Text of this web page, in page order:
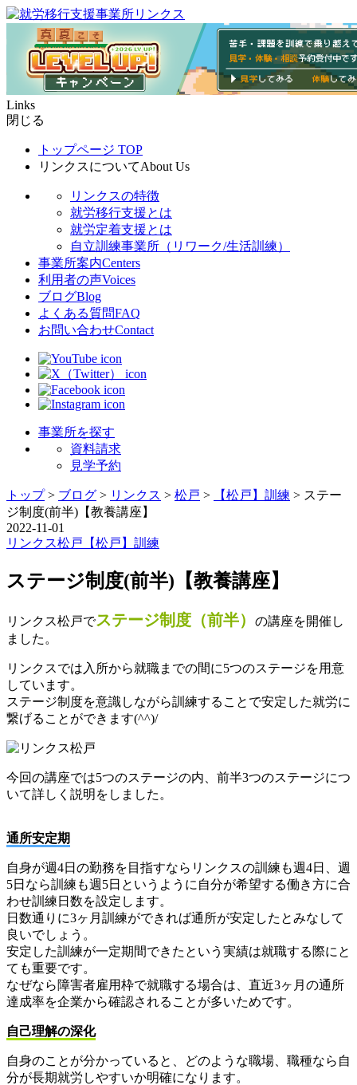
Links
閉じる
トップページ TOP
リンクスについてAbout Us
リンクスの特徴
就労移行支援とは
就労定着支援とは
自立訓練事業所（リワーク/生活訓練）
事業所案内Centers
利用者の声Voices
ブログBlog
よくある質問FAQ
お問い合わせContact
事業所を探す
資料請求
見学予約
トップ> ブログ > リンクス > 松戸 > 【松戸】訓練 > ステー
ジ制度(前半)【教養講座】
2022-11-01
リンクス松戸 【松戸】訓練
ステージ制度(前半)【教養講座】
リンクス松戸でステージ制度（前半）
の講座を開催し
ました。
リンクスでは入所から就職までの間に5つのステージを用意
しています。
ステージ制度を意識しながら訓練することで安定した就労に
繋げることができます(^^)/
今回の講座では5つのステージの内、前半3つのステージにつ
いて詳しく説明をしました。
通所安定期
自身が週4日の勤務を目指すならリンクスの訓練も週4日、週
5日なら訓練も週5日というように自分が希望する働き方に合
わせ訓練日数を設定します。
日数通りに3ヶ月訓練ができれば通所が安定したとみなして
良いでしょう。
安定した訓練が一定期間できたという実績は就職する際にと
ても重要です。
なぜなら障害者雇用枠で就職する場合は、直近3ヶ月の通所
達成率を企業から確認されることが多いためです。
自己理解の深化
自身のことが分かっていると、どのような職場、職種なら自
分が長期就労しやすいか明確になります。